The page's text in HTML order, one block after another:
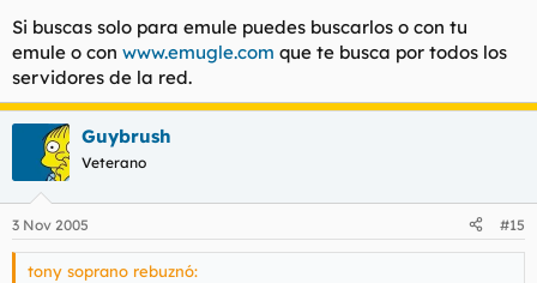
Si buscas solo para emule puedes buscarlos o con tu
emule o con www.emugle.com que te busca por todos los
servidores de la red.
Guybrush
Veterano
3 Nov 2005 #15
tony soprano rebuznó: